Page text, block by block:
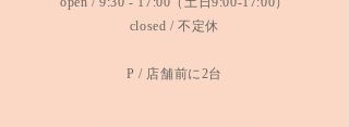
​closed / 不定休
​P / 店舗前に2台